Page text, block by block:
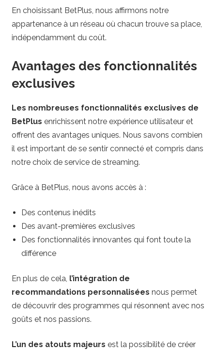
En choisissant BetPlus, nous affirmons notre
appartenance à un réseau où chacun trouve sa place,
indépendamment du coût.
Avantages des fonctionnalités
exclusives
Les nombreuses fonctionnalités exclusives de
BetPlus enrichissent notre expérience utilisateur et
offrent des avantages uniques. Nous savons combien
il est important de se sentir connecté et compris dans
notre choix de service de streaming.
Grâce à BetPlus, nous avons accès à :
Des contenus inédits
Des avant-premières exclusives
Des fonctionnalités innovantes qui font toute la
différence
En plus de cela, l’intégration de
recommandations personnalisées nous permet
de découvrir des programmes qui résonnent avec nos
goûts et nos passions.
L’un des atouts majeurs est la possibilité de créer